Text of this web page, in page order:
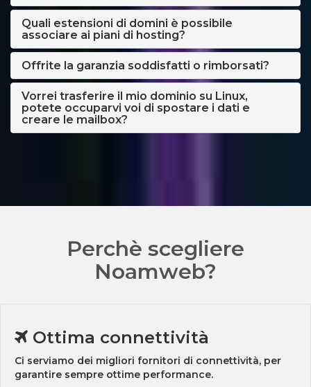
Quali estensioni di domini è possibile
associare ai piani di hosting?
Offrite la garanzia soddisfatti o rimborsati?
Vorrei trasferire il mio dominio su Linux,
potete occuparvi voi di spostare i dati e
creare le mailbox?
Perchè scegliere
Noamweb?
Ottima connettività
Ci serviamo dei migliori fornitori di connettività, per
garantire sempre ottime performance.